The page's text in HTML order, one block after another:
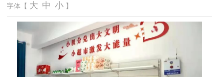
字体【 大 中 小 】